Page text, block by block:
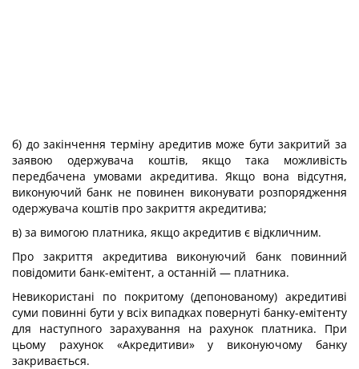
б) до закінчення терміну аредитив може бути закритий за
заявою одержувача коштів, якщо така можливість
передбачена умовами акредитива. Якщо вона відсутня,
виконуючий банк не повинен виконувати розпорядження
одержувача коштів про закриття акредитива;
в) за вимогою платника, якщо акредитив є відкличним.
Про закриття акредитива виконуючий банк повинний
повідомити банк-емітент, а останній — платника.
Невикористані по покритому (депонованому) акредитиві
суми повинні бути у всіх випадках повернуті банку-емітенту
для наступного зарахування на рахунок платника. При
цьому рахунок «Акредитиви» у виконуючому банку
закривається.